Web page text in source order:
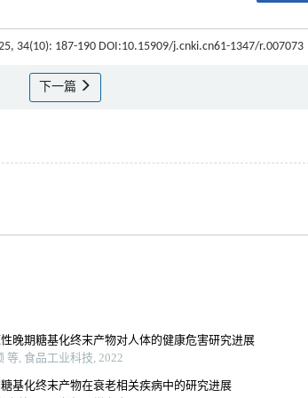
34(10): 187-190 DOI:10.15909/j.cnki.cn61-1347/r.007073
下一篇